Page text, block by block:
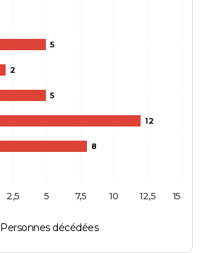
5
2
5
12
8
Personnes décédées
2,5 5 7,5 10 12,5 15